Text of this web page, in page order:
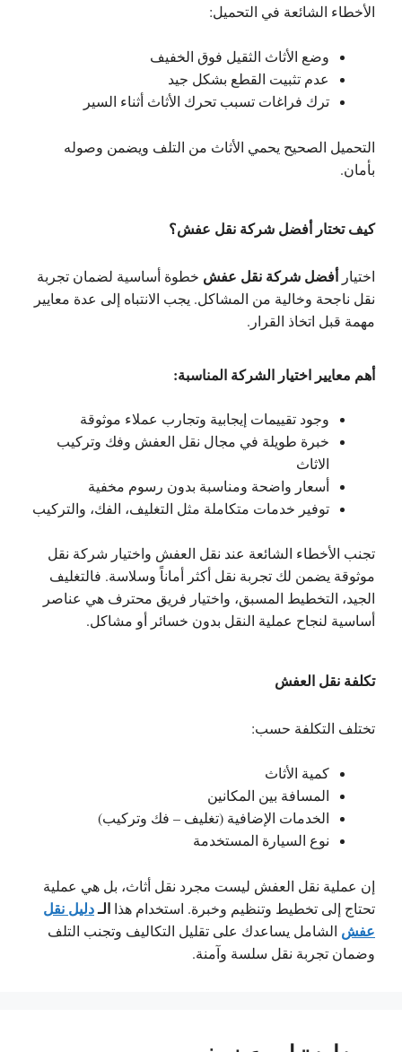
الأخطاء الشائعة في التحميل:
وضع الأثاث الثقيل فوق الخفيف
عدم تثبيت القطع بشكل جيد
ترك فراغات تسبب تحرك الأثاث أثناء السير
التحميل الصحيح يحمي الأثاث من التلف ويضمن وصوله
بأمان.
كيف تختار أفضل شركة نقل عفش؟
اختيارأفضل شركة نقل عفش خطوة أساسية لضمان تجربة
نقل ناجحة وخالية من المشاكل. يجب الانتباه إلى عدة معايير
مهمة قبل اتخاذ القرار.
أهم معايير اختيار الشركة المناسبة:
وجود تقييمات إيجابية وتجارب عملاء موثوقة
خبرة طويلة في مجال نقل العفش وفك وتركيب
الاثاث
أسعار واضحة ومناسبة بدون رسوم مخفية
توفير خدمات متكاملة مثل التغليف، الفك، والتركيب
تجنب الأخطاء الشائعة عند نقل العفش واختيار شركة نقل
موثوقة يضمن لك تجربة نقل أكثر أماناً وسلاسة. فالتغليف
الجيد، التخطيط المسبق، واختيار فريق محترف هي عناصر
أساسية لنجاح عملية النقل بدون خسائر أو مشاكل.
تكلفة نقل العفش
تختلف التكلفة حسب:
كمية الأثاث
المسافة بين المكانين
الخدمات الإضافية (تغليف – فك وتركيب)
نوع السيارة المستخدمة
إن عملية نقل العفش ليست مجرد نقل أثاث، بل هي عملية
تحتاج إلى تخطيط وتنظيم وخبرة. استخدام هذا الـدليل نقل
عفش الشامل يساعدك على تقليل التكاليف وتجنب التلف
وضمان تجربة نقل سلسة وآمنة.